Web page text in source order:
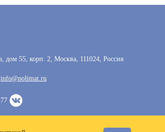
дом 55, корп. 2, Москва, 111024, Россия
info@polimat.ru